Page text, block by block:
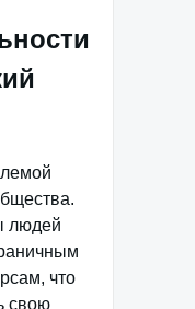
людей
что
свою